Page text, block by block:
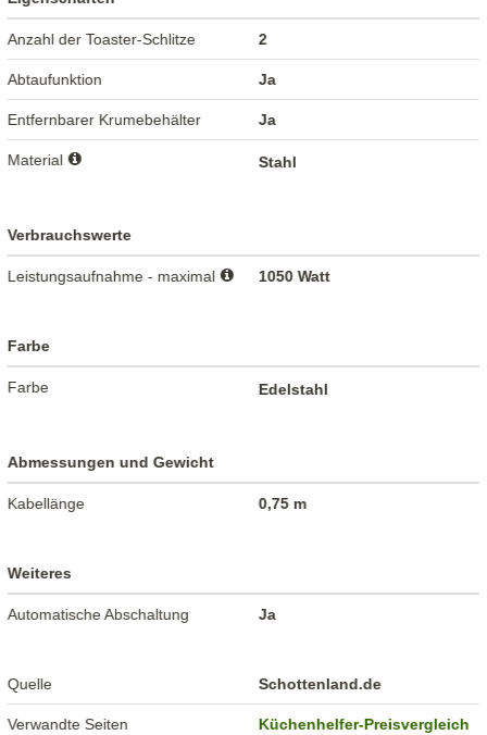
Anzahl der Toaster-Schlitze 2
Abtaufunktion Ja
Entfernbarer Krumebehälter Ja
Material Stahl
Verbrauchswerte
Leistungsaufnahme - maximal 1050 Watt
Farbe
Farbe Edelstahl
Abmessungen und Gewicht
Kabellänge 0,75 m
Weiteres
Automatische Abschaltung Ja
Quelle Schottenland.de
Verwandte Seiten Küchenhelfer-Preisvergleich